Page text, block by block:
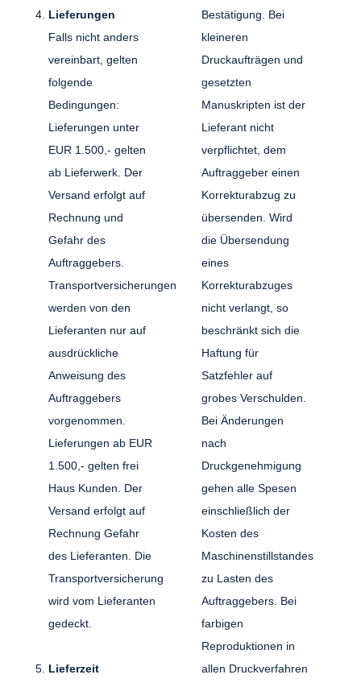
Lieferungen
Falls nicht anders
vereinbart, gelten
folgende
Bedingungen:
Lieferungen unter
EUR 1.500,- gelten
ab Lieferwerk. Der
Versand erfolgt auf
Rechnung und
Gefahr des
Auftraggebers.
Transportversicherungen
werden von den
Lieferanten nur auf
ausdrückliche
Anweisung des
Auftraggebers
vorgenommen.
Lieferungen ab EUR
1.500,- gelten frei
Haus Kunden. Der
Versand erfolgt auf
Rechnung Gefahr
des Lieferanten. Die
Transportversicherung
wird vom Lieferanten
gedeckt.
Lieferzeit
Bestätigung. Bei
kleineren
Druckaufträgen und
gesetzten
Manuskripten ist der
Lieferant nicht
verpflichtet, dem
Auftraggeber einen
Korrekturabzug zu
übersenden. Wird
die Übersendung
eines
Korrekturabzuges
nicht verlangt, so
beschränkt sich die
Haftung für
Satzfehler auf
grobes Verschulden.
Bei Änderungen
nach
Druckgenehmigung
gehen alle Spesen
einschließlich der
Kosten des
Maschinenstillstandes
zu Lasten des
Auftraggebers. Bei
farbigen
Reproduktionen in
allen Druckverfahren